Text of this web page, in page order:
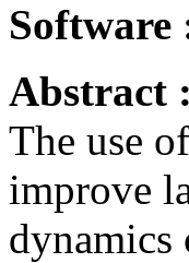
Software
Abstract :
The use
improve
dynamics